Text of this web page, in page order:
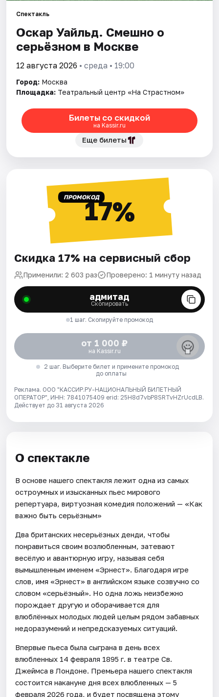
Спектакль
Оскар Уайльд. Смешно о
серьёзном в Москве
12 августа 2026 • среда • 19:00
Город: Москва
Площадка: Театральный центр «На Страстном»
Билеты со скидкой
на Kassir.ru
Еще билеты
ПРОМОКОД17%
Скидка 17% на сервисный сбор
Применили: 2 603 раз Проверено: 1 минуту назад
адмитад
Скопировать
1 шаг. Скопируйте промокод
от 1 000 ₽
на Kassir.ru
2 шаг. Выберите билет и примените промокод
до оплаты
Реклама. ООО "КАССИР.РУ-НАЦИОНАЛЬНЫЙ БИЛЕТНЫЙ
ОПЕРАТОР", ИНН: 7841075409 erid: 25H8d7vbP8SRTvHZrUcdLB.
Действует до 31 августа 2026
О спектакле
В основе нашего спектакля лежит одна из самых
остроумных и изысканных пьес мирового
репертуара, виртуозная комедия положений — «Как
важно быть серьёзным»
Два британских несерьёзных денди, чтобы
понравиться своим возлюбленным, затевают
весёлую и авантюрную игру, называя себя
вымышленным именем «Эрнест». Благодаря игре
слов, имя «Эрнест» в английском языке созвучно со
словом «серьёзный». Но одна ложь неизбежно
порождает другую и оборачивается для
влюблённых молодых людей целым рядом забавных
недоразумений и непредсказуемых ситуаций.
Впервые пьеса была сыграна в день всех
влюбленных 14 февраля 1895 г. в театре Св.
Джеймса в Лондоне. Премьера нашего спектакля
состоится накануне дня всех влюбленных — 5
февраля 2026 года, и будет посвящена этому